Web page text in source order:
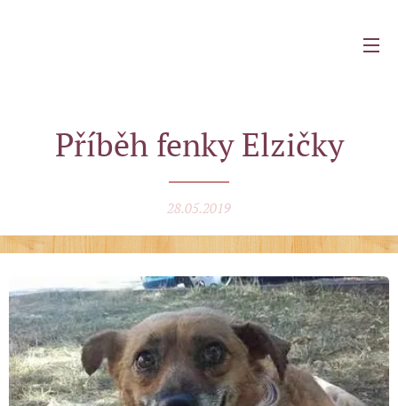
Příběh fenky Elzičky
28.05.2019